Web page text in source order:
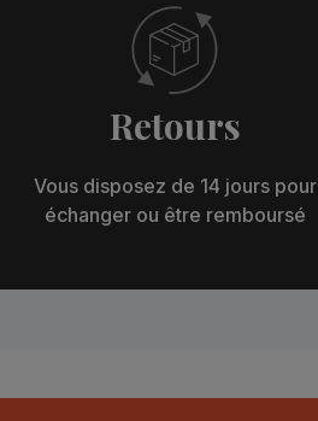
Retours
Vous disposez de 14 jours pour
échanger ou être remboursé